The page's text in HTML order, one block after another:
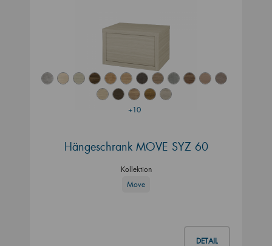
+10
Hängeschrank MOVE SYZ 60
Kollektion
Move
DETAIL